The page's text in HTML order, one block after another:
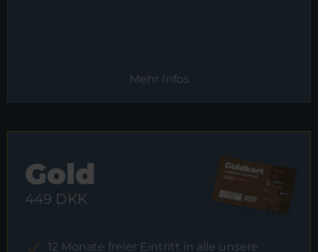
Mehr Infos
Gold
449 DKK
12 Monate freier Eintritt in alle unsere